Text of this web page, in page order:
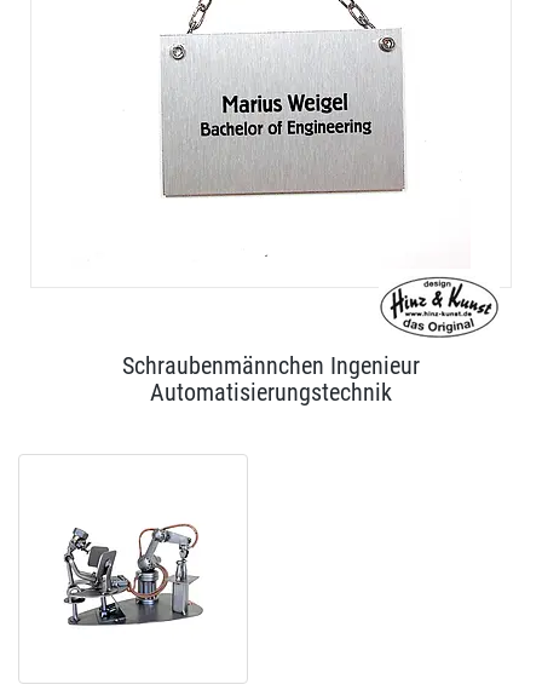
Schraubenmännchen Ingenieur
Automatisierungstechnik